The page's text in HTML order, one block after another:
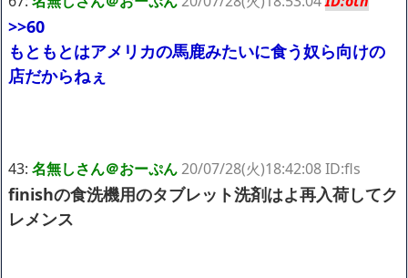
>>60
もともとはアメリカの馬鹿みたいに食う奴ら向けの
店だからねぇ
43: 名無しさん＠おーぷん20/07/28(火)18:42:08 ID:fls
finishの食洗機用のタブレット洗剤はよ再入荷してク
レメンス